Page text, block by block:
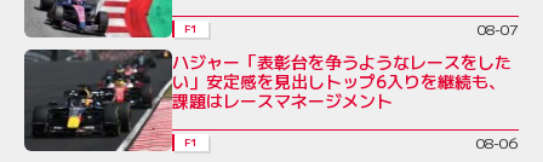
F1 08-07
ハジャー「表彰台を争うようなレースをした
い」安定感を見出しトップ6入りを継続も、
課題はレースマネージメント
F1 08-06